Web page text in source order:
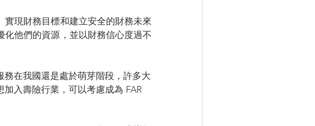
現財務目標和建立安全的財務未來
他們的資源，並以財務信心度過不
在我國還是處於萌芽階段，許多大
入壽險行業，可以考慮成為 FAR